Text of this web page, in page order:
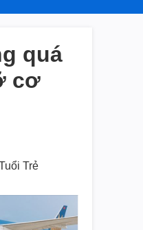
quá
cơ
Trẻ